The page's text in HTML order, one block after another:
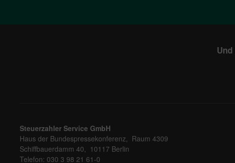
Steuerzahler Service GmbH
Haus der Bundespressekonferenz, Raum 4309
Schiffbauerdamm 40, 10117 Berlin
Telefon: 030 3 98 21 61-0